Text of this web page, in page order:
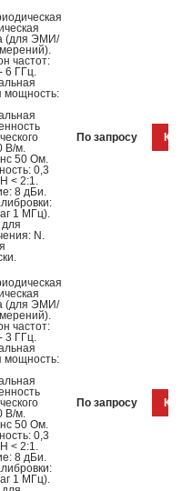
(для ЭМИ/
частот:
6 ГГц.
мощность:
В/м.
50 Ом.
0,3
< 2:1.
8 дБи.
1 МГц).
N.
По запросу
(для ЭМИ/
частот:
3 ГГц.
мощность:
В/м.
50 Ом.
0,3
< 2:1.
8 дБи.
1 МГц).
По запросу